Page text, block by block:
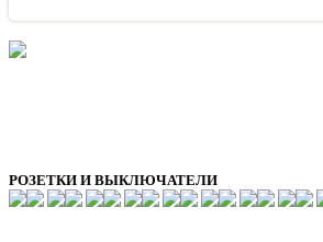
РОЗЕТКИ И ВЫКЛЮЧАТЕЛИ